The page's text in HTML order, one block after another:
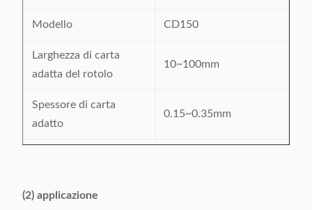
Modello CD150
Larghezza di carta
adatta del rotolo
10~100mm
Spessore di carta
adatto
0.15~0.35mm
Larghezza piegante
(2) applicazione